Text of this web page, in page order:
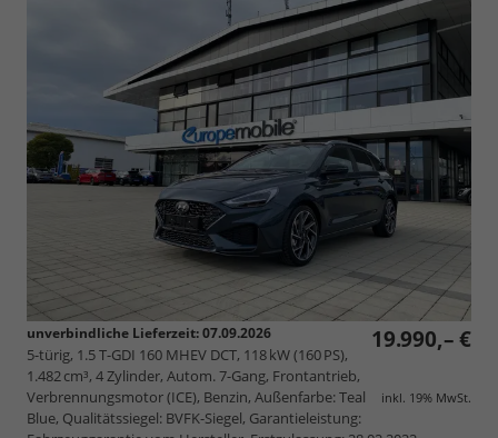
19.990,– €
inkl. 19% MwSt.
unverbindliche Lieferzeit:07.09.2026
5-türig, 1.5 T-GDI 160 MHEV DCT, 118 kW (160 PS),
1.482 cm³, 4 Zylinder, Autom. 7-Gang, Frontantrieb,
Verbrennungsmotor (ICE), Benzin, Außenfarbe: Teal
Blue, Qualitätssiegel: BVFK-Siegel, Garantieleistung: